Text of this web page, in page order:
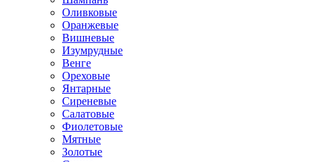
Оливковые
Оранжевые
Вишневые
Изумрудные
Венге
Ореховые
Янтарные
Сиреневые
Салатовые
Фиолетовые
Мятные
Золотые